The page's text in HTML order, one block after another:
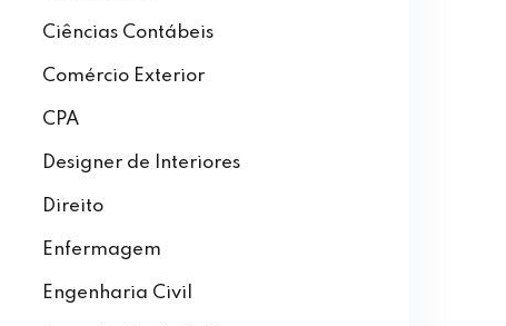
Ciências Contábeis
Comércio Exterior
CPA
Designer de Interiores
Direito
Enfermagem
Engenharia Civil